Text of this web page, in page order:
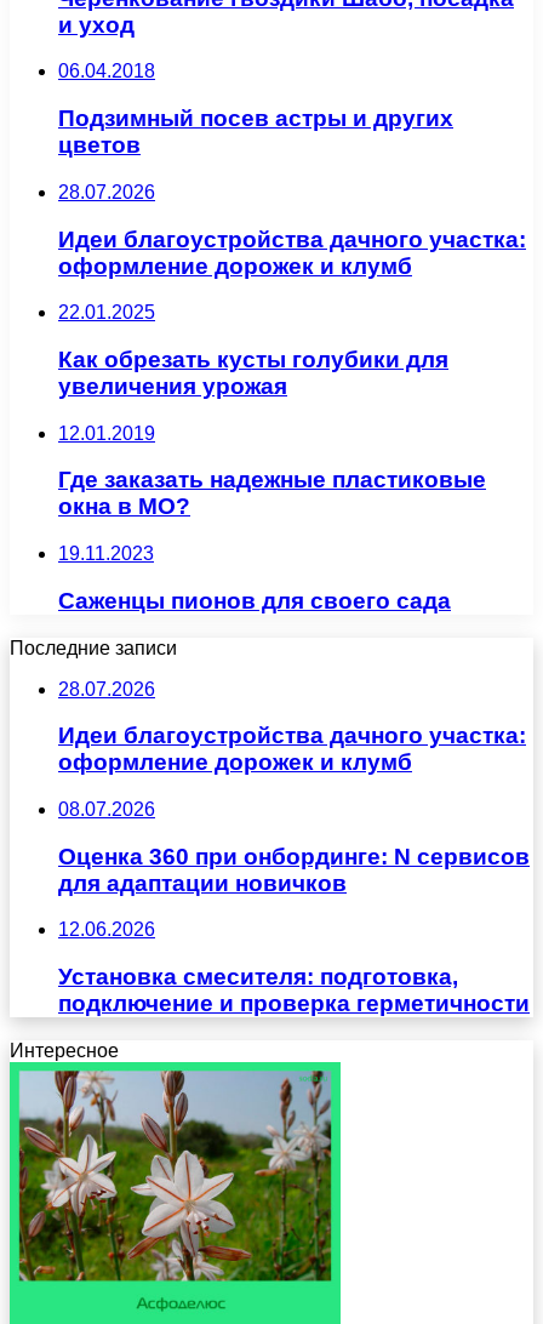
и уход
06.04.2018
Подзимный посев астры и других
цветов
28.07.2026
Идеи благоустройства дачного участка:
оформление дорожек и клумб
22.01.2025
Как обрезать кусты голубики для
увеличения урожая
12.01.2019
Где заказать надежные пластиковые
окна в МО?
19.11.2023
Саженцы пионов для своего сада
Последние записи
28.07.2026
Идеи благоустройства дачного участка:
оформление дорожек и клумб
08.07.2026
Оценка 360 при онбординге: N сервисов
для адаптации новичков
12.06.2026
Установка смесителя: подготовка,
подключение и проверка герметичности
Интересное